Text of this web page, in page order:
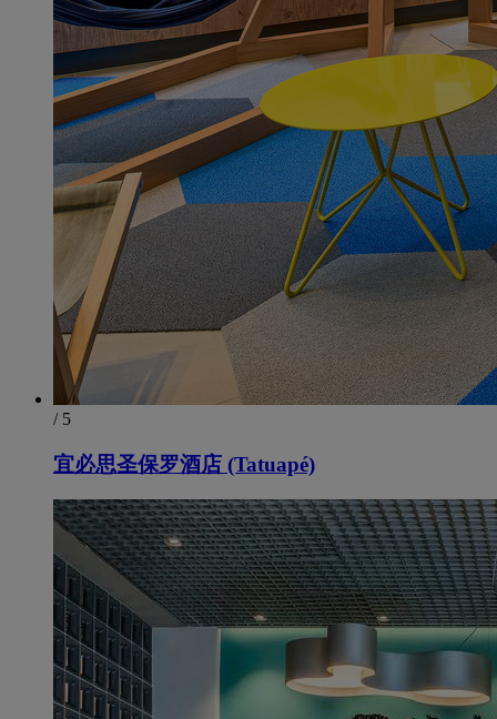
/ 5
宜必思圣保罗酒店 (Tatuapé)